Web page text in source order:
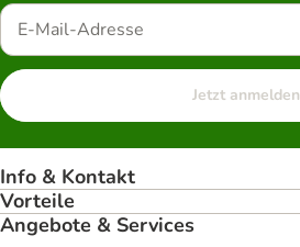
Jetzt anmelden
Info & Kontakt
Vorteile
Angebote & Services